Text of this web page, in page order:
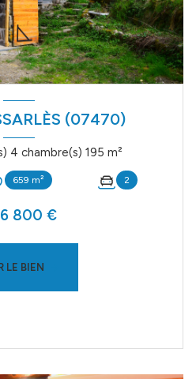
(07470)
Ferme 7 pièce(s) 4 chambre(s) 195 m²
659 m² 2
800 €
LE BIEN